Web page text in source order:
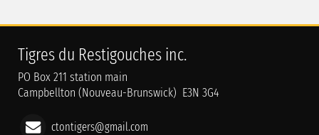
Tigres du Restigouches inc.
PO Box 211 station main
Campbellton (Nouveau-Brunswick) E3N 3G4
ctontigers@gmail.com